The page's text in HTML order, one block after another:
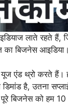
लाते रहते
बिजनेस आइडिया।
एंड थ्रो करते हैं।
है, उतना
बिजनेस को हम